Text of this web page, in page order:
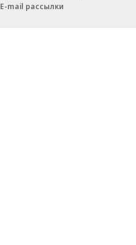
E-mail рассылки